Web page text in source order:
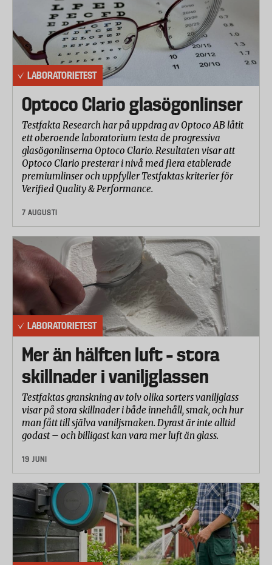
LABORATORIETEST
Optoco Clario glasögonlinser
Testfakta Research har på uppdrag av Optoco AB låtit
ett oberoende laboratorium testa de progressiva
glasögonlinserna Optoco Clario. Resultaten visar att
Optoco Clario presterar i nivå med flera etablerade
premiumlinser och uppfyller Testfaktas kriterier för
Verified Quality & Performance.
7 AUGUSTI
LABORATORIETEST
Mer än hälften luft – stora
skillnader i vaniljglassen
Testfaktas granskning av tolv olika sorters vaniljglass
visar på stora skillnader i både innehåll, smak, och hur
man fått till själva vaniljsmaken. Dyrast är inte alltid
godast – och billigast kan vara mer luft än glass.
19 JUNI